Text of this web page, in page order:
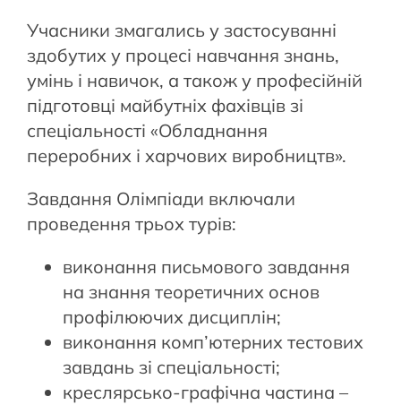
Учасники змагались у застосуванні
здобутих у процесі навчання знань,
умінь і навичок, а також у професійній
підготовці майбутніх фахівців зі
спеціальності «Обладнання
переробних і харчових виробництв».
Завдання Олімпіади включали
проведення трьох турів:
виконання письмового завдання
на знання теоретичних основ
профілюючих дисциплін;
виконання комп’ютерних тестових
завдань зі спеціальності;
креслярсько-графічна частина –